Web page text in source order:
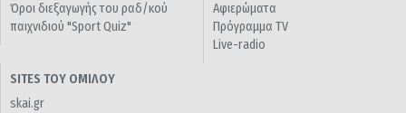
Όροι διεξαγωγής του ραδ/κού
παιχνιδιού "Sport Quiz"
Αφιερώματα
Πρόγραμμα TV
Live-radio
SITES ΤΟΥ ΟΜΙΛΟΥ
skai.gr